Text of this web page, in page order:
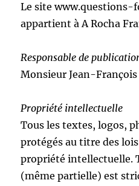
Le site www.questions-
appartient à A Rocha
Responsable de
Monsieur Jean-
Propriété intellectuelle
Tous les textes, logos,
protégés au titre des
propriété intellectuelle.
(même partielle) est